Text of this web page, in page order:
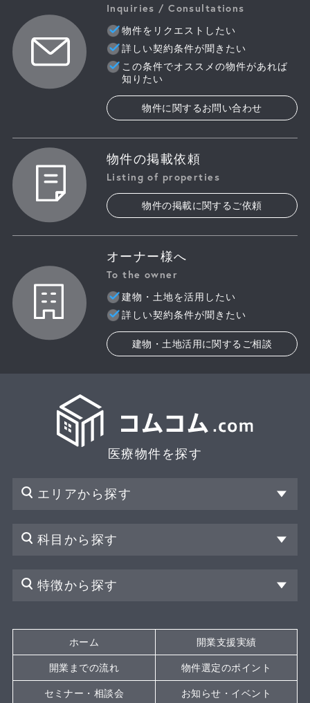
Inquiries / Consultations
物件をリクエストしたい
詳しい契約条件が聞きたい
この条件でオススメの物件があれば
知りたい
物件に関するお問い合わせ
物件の掲載依頼
Listing of properties
物件の掲載に関するご依頼
オーナー様へ
To the owner
建物・土地を活用したい
詳しい契約条件が聞きたい
建物・土地活用に関するご相談
医療物件を探す
エリアから探す
科目から探す
特徴から探す
ホーム 開業支援実績
開業までの流れ 物件選定のポイント
セミナー・相談会 お知らせ・イベント